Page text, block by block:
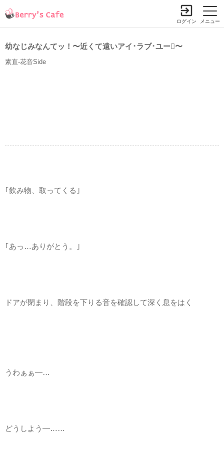
メニュー
ログイン
幼なじみなんてッ！〜近くて遠いアイ･ラブ･ユー〜
素直-花音Side
｢飲み物、取ってくる｣
｢あっ…ありがとう。｣
ドアが閉まり、階段を下りる音を確認して深く息をはく
うわぁぁ―…
どうしよう―……